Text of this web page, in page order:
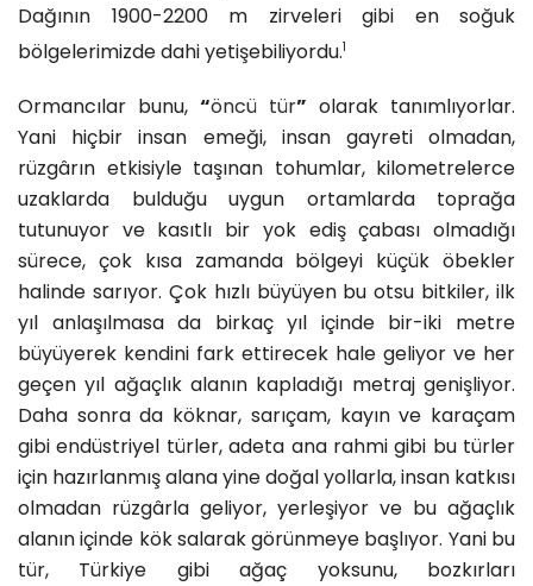
Dağının 1900-2200 m zirveleri gibi en soğuk
bölgelerimizde dahi yetişebiliyordu.1
Ormancılar bunu, “öncü tür” olarak tanımlıyorlar.
Yani hiçbir insan emeği, insan gayreti olmadan,
rüzgârın etkisiyle taşınan tohumlar, kilometrelerce
uzaklarda bulduğu uygun ortamlarda toprağa
tutunuyor ve kasıtlı bir yok ediş çabası olmadığı
sürece, çok kısa zamanda bölgeyi küçük öbekler
halinde sarıyor. Çok hızlı büyüyen bu otsu bitkiler, ilk
yıl anlaşılmasa da birkaç yıl içinde bir-iki metre
büyüyerek kendini fark ettirecek hale geliyor ve her
geçen yıl ağaçlık alanın kapladığı metraj genişliyor.
Daha sonra da köknar, sarıçam, kayın ve karaçam
gibi endüstriyel türler, adeta ana rahmi gibi bu türler
için hazırlanmış alana yine doğal yollarla, insan katkısı
olmadan rüzgârla geliyor, yerleşiyor ve bu ağaçlık
alanın içinde kök salarak görünmeye başlıyor. Yani bu
tür, Türkiye gibi ağaç yoksunu, bozkırları